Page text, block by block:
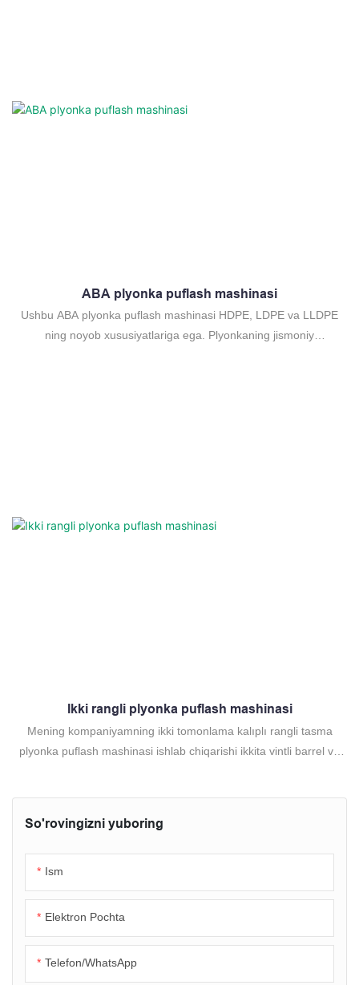
So'rovingizni yuboring
Ism
Elektron Pochta
Telefon/whatsApp
ABA plyonka puflash mashinasi
Ushbu ABA plyonka puflash mashinasi HDPE, LDPE va LLDPE
ning noyob xususiyatlariga ega. Plyonkaning jismoniy
Ikki rangli plyonka puflash mashinasi
Mening kompaniyamning ikki tomonlama kalıplı rangli tasma
plyonka puflash mashinasi ishlab chiqarishi ikkita vintli barrel va
yorqin rang, bir xil chiziqlar, oqilona tuzilish, ilg'or texnologiya, silliq
o'rash va yuqori ishlab chiqarish xususiyatlariga ega.